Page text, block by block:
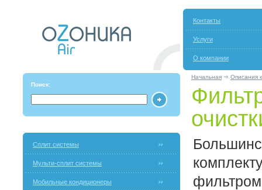
Контакты
Услуги
О компании
Поиск:
Начальная Описания
Сплит системы
Мульти-сплит системы
Мобильные кондиционеры